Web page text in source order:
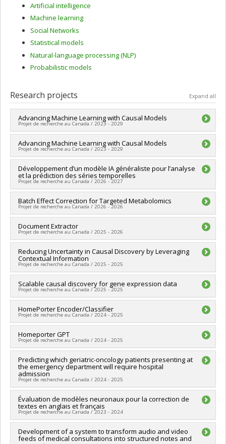
Artificial intelligence
Machine learning
Social Networks
Statistical models
Natural-language processing (NLP)
Probabilistic models
Research projects Expand all
Advancing Machine Learning with Causal Models
Projet de recherche au Canada / 2023 - 2029
Lead researcher :Dhanya Sridhar
Funding sources: CRSNG/Conseil de recherches en sciences
naturelles et génie du Canada (CRSNG)
Grant programs:PVX20965-(RGP) Programme de subvention à
la découverte individuelle ou de groupe
Advancing Machine Learning with Causal Models
Projet de recherche au Canada / 2023 - 2029
Lead researcher :Dhanya Sridhar
Funding sources:CRSNG/Conseil de recherches en sciences
naturelles et génie du Canada (CRSNG)
découverte
Développement d’un modèle IA généraliste pour l’analyse
et la prédiction des séries temporelles
Projet de recherche au Canada / 2026 - 2027
Lead researcher :Dhanya Sridhar
Funding sources: MITACS Inc.
Grant programs:PVXXXXXX-Stage Accélération Québec -
MITACS
Batch Effect Correction for Targeted Metabolomics
Projet de recherche au Canada / 2026 - 2026
Lead researcher :Dhanya Sridhar
Funding sources: MITACS Inc.
Grant programs:PVXXXXXX-Stage Accélération Québec -
MITACS
Document Extractor
Projet de recherche au Canada / 2025 - 2026
Funding sources:MITACS Inc.
Grant programs:PVXXXXXX-Stage Accélération Québec -
MITACS
Reducing Uncertainty in Causal Discovery by Leveraging
Contextual Information
Projet de recherche au Canada / 2025 - 2025
Lead researcher :Dhanya Sridhar
Funding sources: MITACS Inc.
Grant programs:PVXXXXXX-Stage Accélération Québec -
MITACS
Scalable causal discovery for gene expression data
Projet de recherche au Canada / 2025 - 2025
Lead researcher :Dhanya Sridhar
Funding sources: MITACS Inc.
Grant programs:PVXXXXXX-Stage Accélération Québec -
MITACS
HomePorter Encoder/Classifier
Projet de recherche au Canada / 2024 - 2025
Lead researcher :
Funding sources: MITACS Inc.
Grant programs:PVXXXXXX-Stage Accélération Québec -
MITACS
Homeporter GPT
Projet de recherche au Canada / 2024 - 2025
Lead researcher :Dhanya Sridhar
Funding sources:MITACS Inc.
Grant programs:PVXXXXXX-Stage Accélération Québec -
MITACS
Predicting which geriatric-oncology patients presenting at
the emergency department will require hospital
admission
Projet de recherche au Canada / 2024 - 2025
Funding sources:MITACS Inc.
Grant programs:PVXXXXXX-Stage Accélération Québec -
MITACS
Évaluation de modèles neuronaux pour la correction de
textes en anglais et français
Projet de recherche au Canada / 2023 - 2024
Lead researcher : Dhanya Sridhar
Funding sources: MITACS Inc.
Development of a system to transform audio and video
feeds of medical consultations into structured notes and